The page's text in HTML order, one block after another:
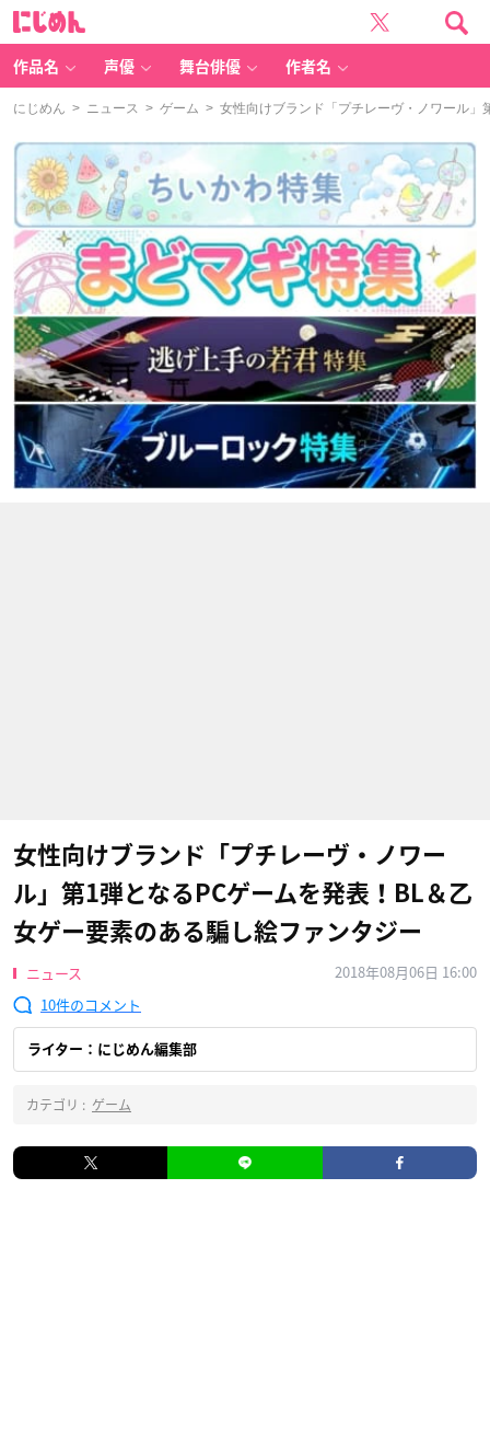
作品名 声優 舞台俳優 作者名
にじめん > ニュース > ゲーム > 女性向けブランド「プチレーヴ・ノワール」
女性向けブランド「プチレーヴ・ノワー
ル」第1弾となるPCゲームを発表！BL＆乙
女ゲー要素のある騙し絵ファンタジー
ニュース
2018年08月06日 16:00
10
ライター：にじめん編集部
カテゴリ : ゲーム